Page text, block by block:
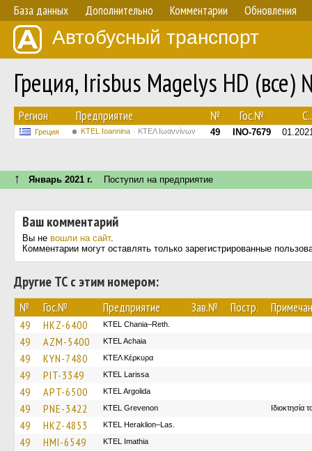
База данных Дополнительно Комментарии Обновления
Автобусный транспорт
Греция, Irisbus Magelys HD
Регион Предприятие № Гос.№
Греция KTEL Ioannina ΚΤΕΛ Ιωαννίνων 49 INO-7679
↑ Январь 2021 г. Поступил на предприятие
Ваш комментарий
Вы не вошли на сайт.
Комментарии могут оставлять только зарегистрированные
Другие ТС с этим номером:
№ Гос.№ Предприятие Зав.№ Постр.
49 HKZ-6400 KTEL Chania–Reth.
49 AZM-5400 KTEL Achaia
49 KYN-7480 ΚΤΕΛ Κέρκυρα
49 PIT-3349 KTEL Larissa
49 APT-6500 KTEL Argolida
49 PNE-3422 ΚΤΕL Grevenon Ιδιοκτησία
49 HKZ-4853 KTEL Heraklion–Las.
49 HMI-6549 KTEL Imathia